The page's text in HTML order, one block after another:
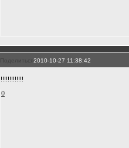
Поделиться2010-10-27 11:38:42
!!!!!!!!!!!!!
0